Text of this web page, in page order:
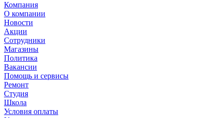
Компания
О компании
Новости
Акции
Сотрудники
Магазины
Политика
Вакансии
Помощь и сервисы
Ремонт
Студия
Школа
Условия оплаты